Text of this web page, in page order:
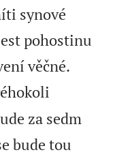
synové
pohostinu
věčné.
za sedm
bude tou